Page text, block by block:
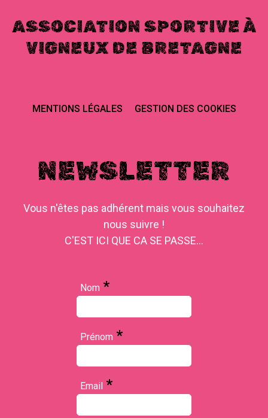
ASSOCIATION SPORTIVE À
VIGNEUX DE BRETAGNE
MENTIONS LÉGALES GESTION DES COOKIES
NEWSLETTER
Vous n'êtes pas adhérent mais vous souhaitez
nous suivre !
C'EST ICI QUE CA SE PASSE...
Nom *
Prénom *
Email *